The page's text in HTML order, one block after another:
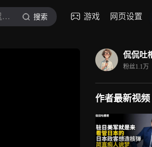
侃侃吐槽君 搜索 游戏 网页设置
侃侃吐
粉丝1.1万
作者最新视频